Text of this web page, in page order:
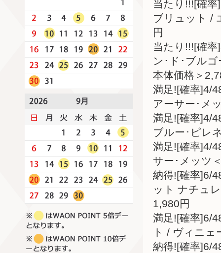
当たり!!![確
ブリュット /
円
当たり!!![確
ン･ド･ブル
本体価格＞
満足![確率]4/
アーサー･メ
満足![確率]4/
ブルー･ピレ
満足![確率]4/
サー･メッツ
納得![確率]6/
ット ナチュ
1,980円
満足![確率]6/
ト / ヴィニェ
納得![確率]6/